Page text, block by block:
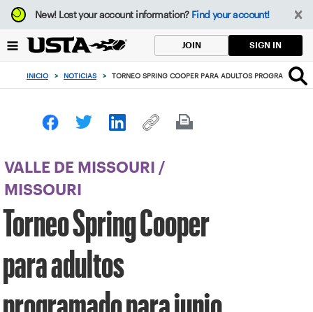
Enfoque
desde
botón
volver
principio
New!Lost your account information? Find your account!
JOIN SIGN IN
INICIO > NOTICIAS > TORNEO SPRING COOPER PARA ADULTOS PROGRAMADO
VALLE DE MISSOURI
/
MISSOURI
Torneo Spring Cooper
para adultos
programado para junio